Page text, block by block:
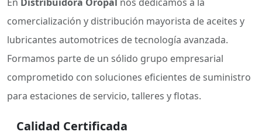
comercialización y distribución mayorista de aceites y
lubricantes automotrices de tecnología avanzada.
Formamos parte de un sólido grupo empresarial
comprometido con soluciones eficientes de suministro
para estaciones de servicio, talleres y flotas.
Calidad Certificada